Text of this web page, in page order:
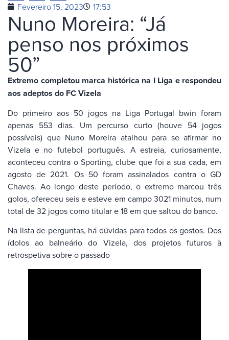
Fevereiro 15, 2023 17:53
Nuno Moreira: “Já
penso nos próximos
50”
Extremo completou marca histórica na I Liga e respondeu
aos adeptos do FC Vizela
Do primeiro aos 50 jogos na Liga Portugal bwin foram
apenas 553 dias. Um percurso curto (houve 54 jogos
possíveis) que Nuno Moreira atalhou para se afirmar no
Vizela e no futebol português. A estreia, curiosamente,
aconteceu contra o Sporting, clube que foi a sua cada, em
agosto de 2021. Os 50 foram assinalados contra o GD
Chaves. Ao longo deste período, o extremo marcou três
golos, ofereceu seis e esteve em campo 3021 minutos, num
total de 32 jogos como titular e 18 em que saltou do banco.
Na lista de perguntas, há dúvidas para todos os gostos. Dos
ídolos ao balneário do Vizela, dos projetos futuros à
retrospetiva sobre o passado